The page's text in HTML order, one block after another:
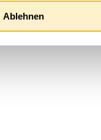
Ablehnen